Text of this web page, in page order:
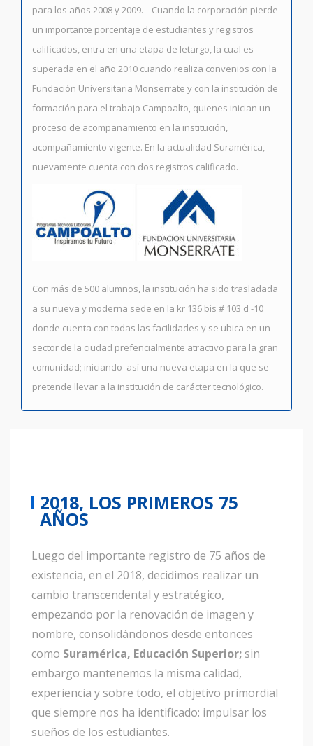
para los años 2008 y 2009. Cuando la corporación pierde
un importante porcentaje de estudiantes y registros
calificados, entra en una etapa de letargo, la cual es
superada en el año 2010 cuando realiza convenios con la
Fundación Universitaria Monserrate y con la institución de
formación para el trabajo Campoalto, quienes inician un
proceso de acompañamiento en la institución,
acompañamiento vigente. En la actualidad Suramérica,
nuevamente cuenta con dos registros calificado.
Con más de 500 alumnos, la institución ha sido trasladada
a su nueva y moderna sede en la kr 136 bis # 103 d -10
donde cuenta con todas las facilidades y se ubica en un
sector de la ciudad prefencialmente atractivo para la gran
comunidad; iniciando así una nueva etapa en la que se
pretende llevar a la institución de carácter tecnológico.
2018, LOS PRIMEROS 75
AÑOS
Luego del importante registro de 75 años de
existencia, en el 2018, decidimos realizar un
cambio transcendental y estratégico,
empezando por la renovación de imagen y
nombre, consolidándonos desde entonces
como Suramérica, Educación Superior;sin
embargo mantenemos la misma calidad,
experiencia y sobre todo, el objetivo primordial
que siempre nos ha identificado: impulsar los
sueños de los estudiantes.